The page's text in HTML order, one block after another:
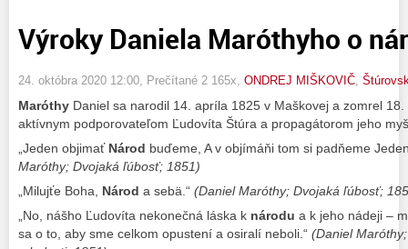
Výroky Daniela Maróthyho o
24. októbra 2020 12:00 , Prečítané 2 165x, ONDREJ MIŠKOVIČ
Maróthy Daniel sa narodil 14. apríla 1825 v Maškovej a zomrel
aktívnym podporovateľom Ľudovíta Štúra a propagátorom jeho
„Jeden objimať Národ buďeme, A v objímáňi tom si padňeme
Maróthy; Dvojaká ľúbosť; 1851)
„Milujťe Boha, Národ a sebä.“ (Daniel Maróthy; Dvojaká ľúbosť;
„No, nášho Ľudovíta nekonečná láska k národu a k jeho nádeji –
sa o to, aby sme celkom opustení a osiralí neboli.“ (Daniel